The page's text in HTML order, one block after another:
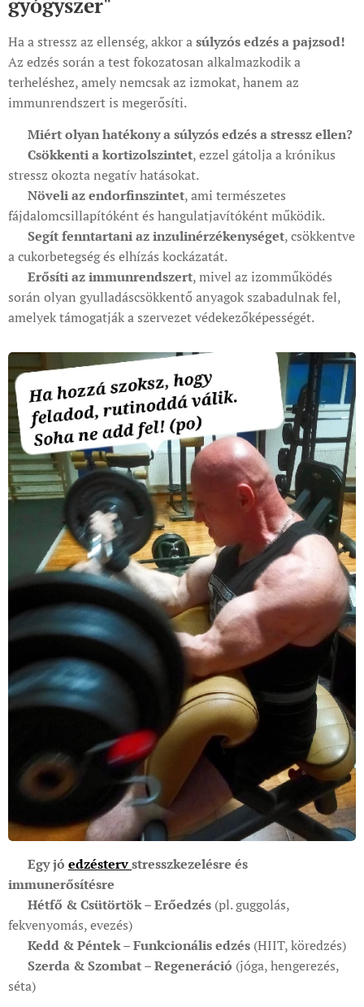
gyógyszer"
Ha a stressz az ellenség, akkor asúlyzós edzés a pajzsod!
Az edzés során a test fokozatosan alkalmazkodik a
terheléshez, amely nemcsak az izmokat, hanem az
immunrendszert is megerősíti.
Miért olyan hatékony a súlyzós edzés a stressz ellen?
Csökkenti a kortizolszintet, ezzel gátolja a krónikus
stressz okozta negatív hatásokat.
Növeli az endorfinszintet, ami természetes
fájdalomcsillapítóként és hangulatjavítóként működik.
Segít fenntartani az inzulinérzékenységet, csökkentve
a cukorbetegség és elhízás kockázatát.
Erősíti az immunrendszert, mivel az izomműködés
során olyan gyulladáscsökkentő anyagok szabadulnak fel,
amelyek támogatják a szervezet védekezőképességét.
Egy jó edzéstervstresszkezelésre és
immunerősítésre
Hétfő & Csütörtök – Erőedzés (pl. guggolás,
fekvenyomás, evezés)
Kedd & Péntek – Funkcionális edzés (HIIT, köredzés)
Szerda & Szombat – Regeneráció (jóga, hengerezés,
séta)